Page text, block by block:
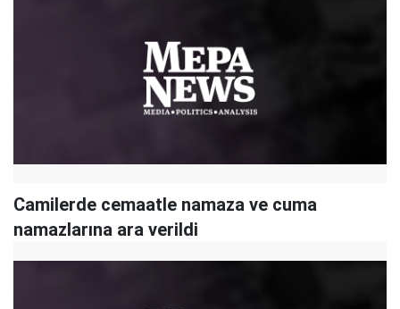
Camilerde cemaatle namaza ve cuma
namazlarına ara verildi